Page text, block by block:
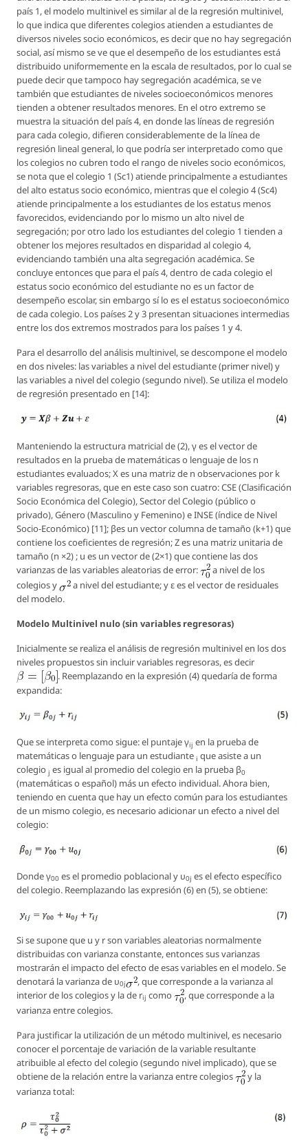
país 1, el modelo multinivel es similar al de la regresión multinivel,
lo que indica que diferentes colegios atienden a estudiantes de
diversos niveles socio económicos, es decir que no hay segregación
social, así mismo se ve que el desempeño de los estudiantes está
distribuido uniformemente en la escala de resultados, por lo cual se
puede decir que tampoco hay segregación académica, se ve
también que estudiantes de niveles socioeconómicos menores
tienden a obtener resultados menores. En el otro extremo se
muestra la situación del país 4, en donde las líneas de regresión
para cada colegio, difieren considerablemente de la línea de
regresión lineal general, lo que podría ser interpretado como que
los colegios no cubren todo el rango de niveles socio económicos,
se nota que el colegio 1 (Sc1) atiende principalmente a estudiantes
del alto estatus socio económico, mientras que el colegio 4 (Sc4)
atiende principalmente a los estudiantes de los estatus menos
favorecidos, evidenciando por lo mismo un alto nivel de
segregación; por otro lado los estudiantes del colegio 1 tienden a
obtener los mejores resultados en disparidad al colegio 4,
evidenciando también una alta segregación académica. Se
concluye entonces que para el país 4, dentro de cada colegio el
estatus socio económico del estudiante no es un factor de
desempeño escolar, sin embargo sí lo es el estatus socioeconómico
de cada colegio. Los países 2 y 3 presentan situaciones intermedias
entre los dos extremos mostrados para los países 1 y 4.
Para el desarrollo del análisis multinivel, se descompone el modelo
en dos niveles: las variables a nivel del estudiante (primer nivel) y
las variables a nivel del colegio (segundo nivel). Se utiliza el modelo
de regresión presentado en [14]:
Manteniendo la estructura matricial de (2), γ es el vector de
resultados en la prueba de matemáticas o lenguaje de los n
estudiantes evaluados; X es una matriz de n observaciones por k
variables regresoras, que en este caso son cuatro: CSE (Clasificación
Socio Económica del Colegio), Sector del Colegio (público o
privado), Género (Masculino y Femenino) e INSE (índice de Nivel
Socio-Económico) [11]; βes un vector columna de tamaño (k+1) que
contiene los coeficientes de regresión; Z es una matriz unitaria de
tamaño (n ×2) ; u es un vector de (2×1) que contiene las dos
varianzas de las variables aleatorias de error:
a nivel de los
colegios y
a nivel del estudiante; y ε es el vector de residuales
del modelo.
Modelo Multinivel nulo (sin variables regresoras)
Inicialmente se realiza el análisis de regresión multinivel en los dos
niveles propuestos sin incluir variables regresoras, es decir
. Reemplazando en la expresión (4) quedaría de forma
expandida:
Que se interpreta como sigue: el puntaje γij en la prueba de
matemáticas o lenguaje para un estudiante i que asiste a un
colegio j es igual al promedio del colegio en la prueba β0
(matemáticas o español) más un efecto individual. Ahora bien,
teniendo en cuenta que hay un efecto común para los estudiantes
de un mismo colegio, es necesario adicionar un efecto a nivel del
colegio:
Donde γ00 es el promedio poblacional y υ0j es el efecto específico
del colegio. Reemplazando las expresión (6) en (5), se obtiene:
Si se supone que u y r son variables aleatorias normalmente
distribuidas con varianza constante, entonces sus varianzas
mostrarán el impacto del efecto de esas variables en el modelo. Se
denotará la varianza de υ0j
, que corresponde a la varianza al
interior de los colegios y la de rij como
, que corresponde a la
varianza entre colegios.
Para justificar la utilización de un método multinivel, es necesario
conocer el porcentaje de variación de la variable resultante
atribuible al efecto del colegio (segundo nivel implicado), que se
obtiene de la relación entre la varianza entre colegios
y la
varianza total: